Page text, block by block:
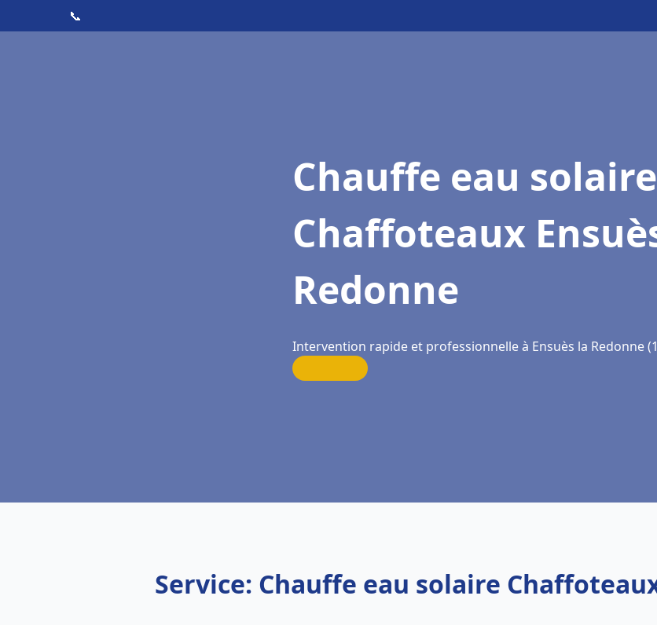
📞
Chauffe eau solaire
Chaffoteaux
Redonne
Intervention rapide et professionnelle à Ensuès la Redonne
Service: Chauffe eau solaire